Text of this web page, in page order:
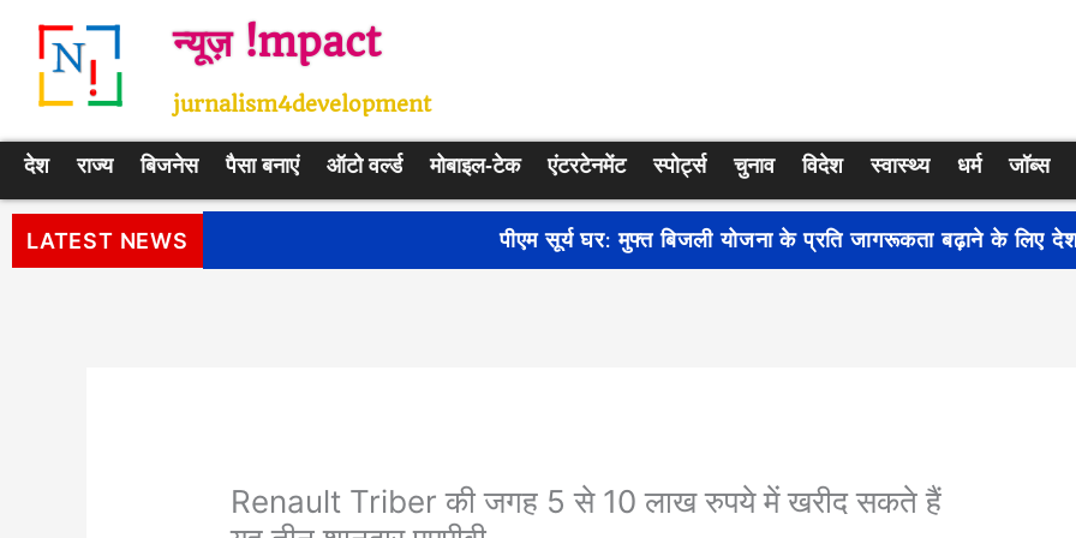
न्यूज़ !mpact
jurnalism4development
देश राज्य बिजनेस पैसा बनाएं ऑटो वर्ल्ड मोबाइल-टेक एंटरटेनमेंट स्पोर्ट्स चुनाव विदेश स्वास्थ्य धर्म जॉब्स
LATEST NEWS पीएम सूर्य घर: मुफ्त बिजली योजना के प्रति जागरूकता बढ़ाने के लिए देशभर में शुरू हुआ नुक्कड़ नाटक
Renault Triber की जगह 5 से 10 लाख रुपये में खरीद सकते हैं